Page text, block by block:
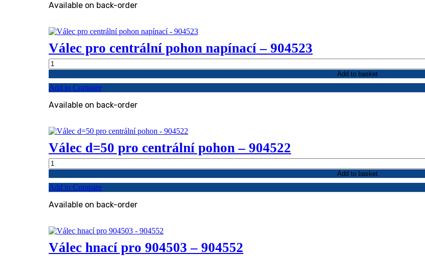
quantity
Available on back-order
Válec pro centrální pohon napínací – 904523
Válec
pro
centrální
pohon
-
quantity
Add to basket
Add to Compare
Available on back-order
Válec d=50 pro centrální pohon – 904522
Válec
d=50
pro
centrální
-
quantity
Add to basket
Add to Compare
Available on back-order
Válec hnací pro 904503 – 904552